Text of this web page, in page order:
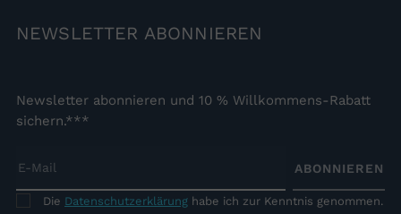
NEWSLETTER ABONNIEREN
Newsletter abonnieren und 10 % Willkommens-Rabatt
sichern.***
ABONNIEREN
Die Datenschutzerklärung habe ich zur Kenntnis genommen.